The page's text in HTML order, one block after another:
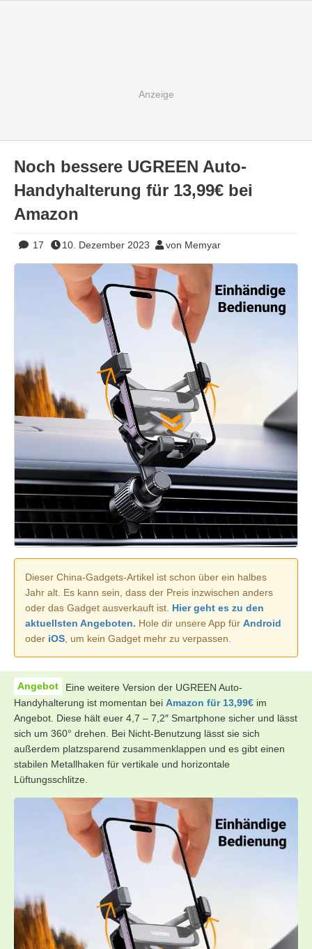
Noch bessere UGREEN Auto-
Handyhalterung für 13,99€ bei
Amazon
17 10. Dezember 2023 von Memyar
Dieser China-Gadgets-Artikel ist schon über ein halbes
Jahr alt. Es kann sein, dass der Preis inzwischen anders
oder das Gadget ausverkauft ist. Hier geht es zu den
aktuellsten Angeboten. Hole dir unsere App für Android
oder iOS , um kein Gadget mehr zu verpassen.
Eine weitere Version der UGREEN Auto-
Handyhalterung ist momentan bei Amazon für 13,99€ im
Angebot. Diese hält euer 4,7 – 7,2″ Smartphone sicher und lässt
sich um 360° drehen. Bei Nicht-Benutzung lässt sie sich
außerdem platzsparend zusammenklappen und es gibt einen
stabilen Metallhaken für vertikale und horizontale
Lüftungsschlitze.